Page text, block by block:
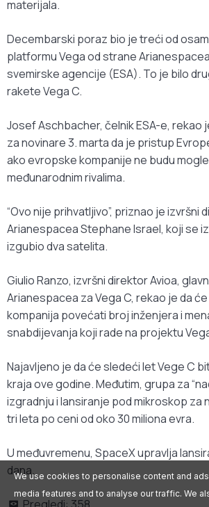
materijala.
Decembarski poraz bio je treći od
platformu Vega od strane
svemirske agencije (ESA). To je bilo
rakete Vega C.
Josef Aschbacher, čelnik ESA-e, rekao
za novinare 3. marta da je pristup
ako evropske kompanije ne budu
međunarodnim rivalima.
“Ovo nije prihvatljivo”, priznao je izvršni
Arianespacea Stephane Israel, koji se
izgubio dva satelita.
Giulio Ranzo, izvršni direktor Avioa,
Arianespacea za Vega C, rekao je da
kompanija povećati broj inženjera i
snabdijevanja koji rade na projektu
Najavljeno je da će sledeći let Vege C
kraja ove godine. Međutim, grupa za
izgradnju i lansiranje pod mikroskop za
tri leta po ceni od oko 30 miliona evra.
U međuvremenu, SpaceX upravlja
dana.
We use cookies to personalise content and
media features and to analyse our traffic. We